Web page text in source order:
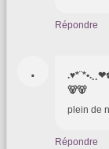
Répondre
.
🐻🐻
plein de
Répondre